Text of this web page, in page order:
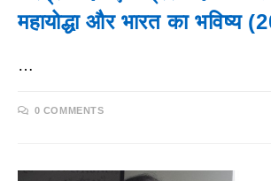
महायोद्धा और भारत का भविष्य
…
0 COMMENTS